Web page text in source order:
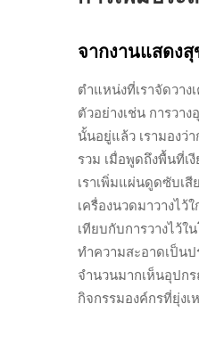
จากงานแสดง
ตำแหน่งที่เราจัดวา
ตัวอย่างเช่น การวา
นั้นอยู่แล้ว เรามองว่
รวม เมื่อพูดถึงพื้นที่เ
เราเพิ่มแผ่นดูดซับเ
เครื่องนวดมาวางไ
เทียบกับการวางไว้ใ
ทำความสะอาดเป็น
จำนวนมากเห็นอุปก
กิจกรรมองค์กรที่ยุ่งเ